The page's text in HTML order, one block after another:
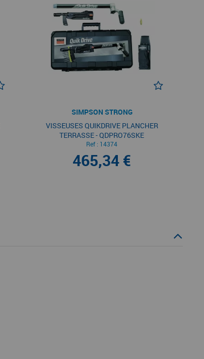
SIMPSON STRONG
VISSEUSES QUIKDRIVE PLANCHER
TERRASSE - QDPRO76SKE
Ref : 14374
465,34 €